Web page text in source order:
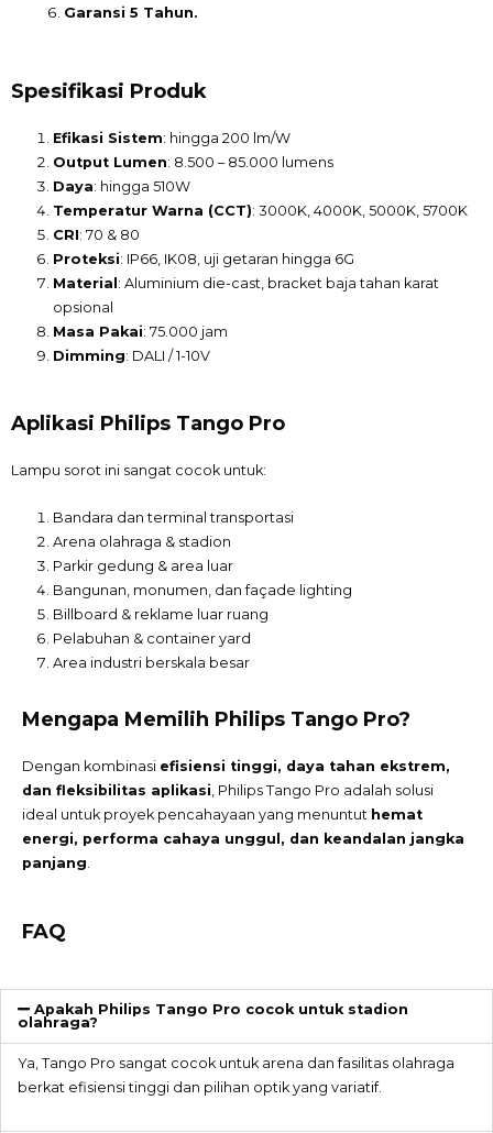
Garansi 5 Tahun.
Spesifikasi Produk
Efikasi Sistem: hingga 200 lm/W
Output Lumen: 8.500 – 85.000 lumens
Daya: hingga 510W
Temperatur Warna (CCT): 3000K, 4000K, 5000K, 5700K
CRI: 70 & 80
Proteksi: IP66, IK08, uji getaran hingga 6G
Material : Aluminium die-cast, bracket baja tahan karat
opsional
Masa Pakai: 75.000 jam
Dimming: DALI / 1-10V
Aplikasi Philips Tango Pro
Lampu sorot ini sangat cocok untuk:
Bandara dan terminal transportasi
Arena olahraga & stadion
Parkir gedung & area luar
Bangunan, monumen, dan façade lighting
Billboard & reklame luar ruang
Pelabuhan & container yard
Area industri berskala besar
Mengapa Memilih Philips Tango Pro?
Dengan kombinasi efisiensi tinggi, daya tahan ekstrem,
dan fleksibilitas aplikasi , Philips Tango Pro adalah solusi
ideal untuk proyek pencahayaan yang menuntut hemat
energi, performa cahaya unggul, dan keandalan jangka
panjang
FAQ
Apakah Philips Tango Pro cocok untuk stadion
olahraga?
Ya, Tango Pro sangat cocok untuk arena dan fasilitas olahraga
berkat efisiensi tinggi dan pilihan optik yang variatif.